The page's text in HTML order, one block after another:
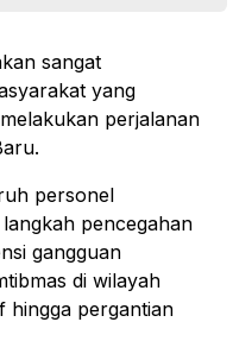
sangat
yang
perjalanan
personel
pencegahan
gangguan
di wilayah
hingga pergantian